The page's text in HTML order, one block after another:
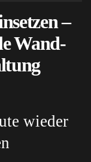
–
Wand-
wieder